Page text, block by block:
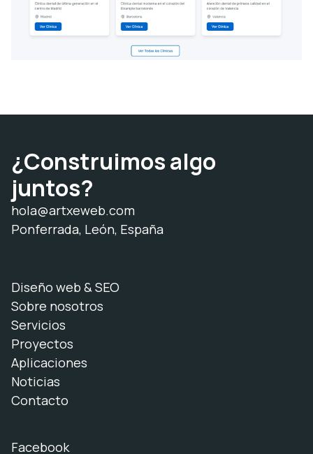
¿Construimos algo
juntos?
hola@artxeweb.com
Ponferrada, León, España
Diseño web & SEO
Sobre nosotros
Servicios
Proyectos
Aplicaciones
Noticias
Contacto
Facebook